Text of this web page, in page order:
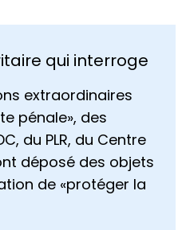
qui interroge
extraordinaires
pénale», des
du PLR, du Centre
déposé des objets
de «protéger la